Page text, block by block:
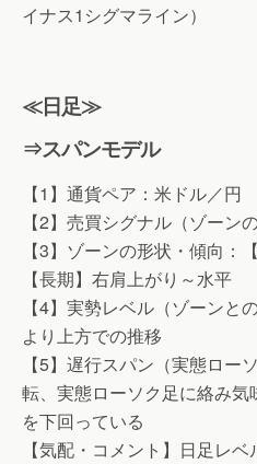
イナス1シグマライン）
≪日足≫
⇒スパンモデル
【1】通貨ペア：米ドル／円
【2】売買シグナル（ゾーン
【3】ゾーンの形状・傾向：
【長期】右肩上がり～水平
【4】実勢レベル（ゾーンと
より上方での推移
【5】遅行スパン（実態ロー
転、実態ローソク足に絡み
を下回っている
【気配・コメント】日足レ